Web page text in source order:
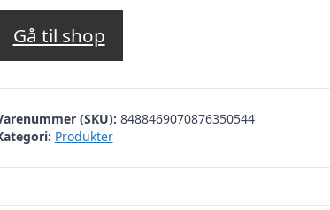
Gå til shop
(SKU): 8488469070876350544
Produkter